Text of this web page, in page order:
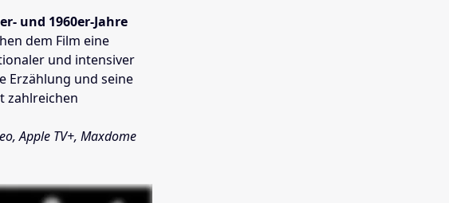
und 1960er-Jahre
dem Film eine
und intensiver
Erzählung und seine
zahlreichen
Apple TV+, Maxdome